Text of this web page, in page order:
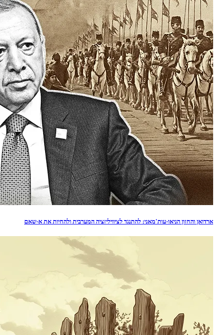
ארדואן והחזון הניאו-עות'מאני: להתנגד לציוויליזציה המערבית ולהחיות את א-שאם